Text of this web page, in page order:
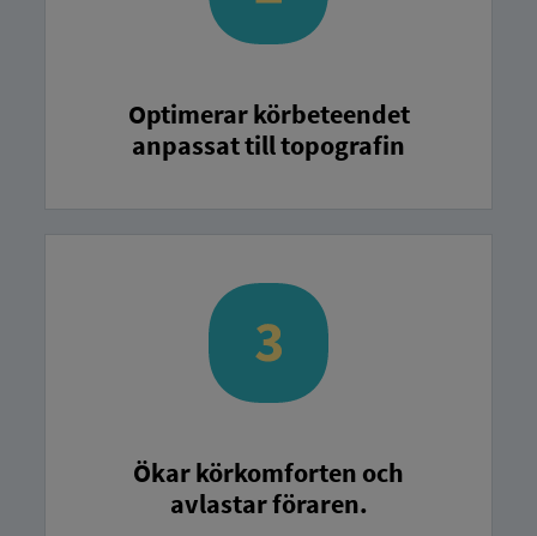
Optimerar körbeteendet
anpassat till topografin
Ökar körkomforten och
avlastar föraren.